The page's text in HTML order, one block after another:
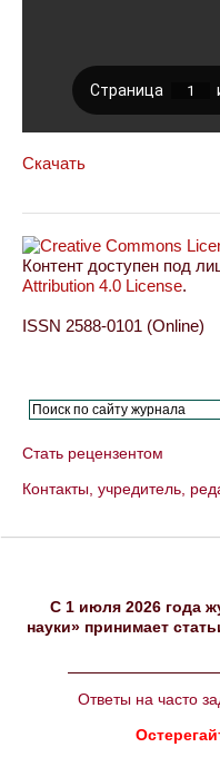
Скачать
Контент доступен под
Attribution 4.0 License.
ISSN 2588-0101 (Online)
Стать рецензентом
Контакты, учредитель,
C 1 июля 2026 года
науки» принимает
Ответы на часто